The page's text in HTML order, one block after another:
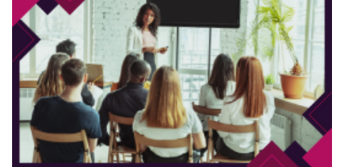
dinliyorum, senin söylediklerini dikkate alıyorum
imajı verebilmek iletişimde oldukça önemlidir.